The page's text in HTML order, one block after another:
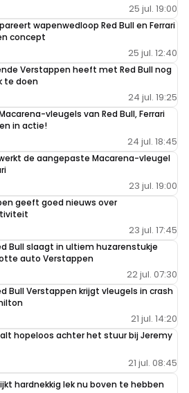
25 jul. 19:00
wapenwedloop Red Bull en Ferrari
concept
25 jul. 12:40
Verstappen heeft met Red Bull nog
te doen
24 jul. 19:25
vleugels van Red Bull, Ferrari
in actie!
24 jul. 18:45
de aangepaste Macarena-vleugel
23 jul. 19:00
geeft goed nieuws over
23 jul. 17:45
Bull slaagt in ultiem huzarenstukje
auto Verstappen
22 jul. 07:30
Bull Verstappen krijgt vleugels in crash
21 jul. 14:20
hopeloos achter het stuur bij Jeremy
21 jul. 08:45
hardnekkig lek nu boven te hebben